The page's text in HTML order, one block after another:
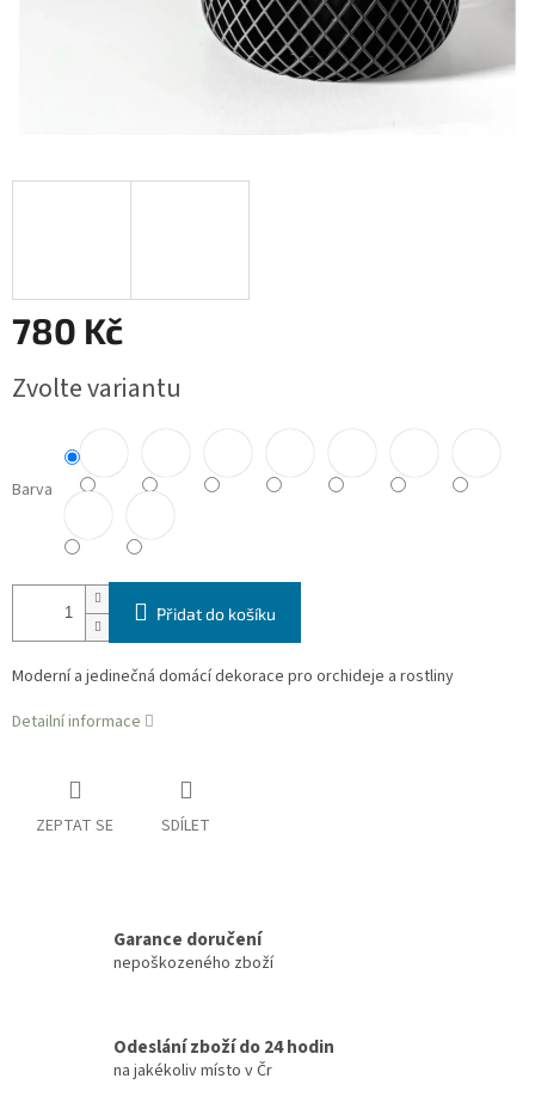
780 Kč
cena:
Zvolte variantu
Barva
Přidat do košíku
Moderní a jedinečná domácí dekorace pro orchideje a rostliny
Detailní informace
ZEPTAT SE SDÍLET
Garance doručení
nepoškozeného zboží
Odeslání zboží do 24 hodin
na jakékoliv místo v Čr